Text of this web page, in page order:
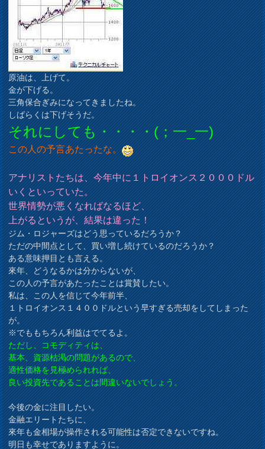
原油は、上げて。
金が下げる。
三角保合ぎみになってきましたね。
しばらくは下げそうだ。
それにしても・・・・(；一_一)
この人の予言あたったな。
アナリストたちは、今年中に１トロイオンス２０００ドル
いくといっていた。
世界情勢が悪くなればなるほど、
上がるというが、結果は違った！
ジム・ロジャーズはどう思っているだろうか？
ただの中間点として、買い増し続けているのだろうか？
ある意味押目とも言える。
來年、どうなるかは分からないが、
この人の予言があたったことは賞賛したい。
私は、この人を信じて今年前半、
１トロイオンス１４００ドルという早すぎる売却をしてしまった
が。
※でももちろん利益はでてるよ。
ただし、コモディティは、
基本、資源枯渇の問題があるので、
適性価格を見極められれば、
良い投資先であることは間違いないでしょう。
今後の金に注目したい。
金融エリートたちに、
來年も金相場が操作される可能性は否定できないですね。
明日も幸せでありますように。